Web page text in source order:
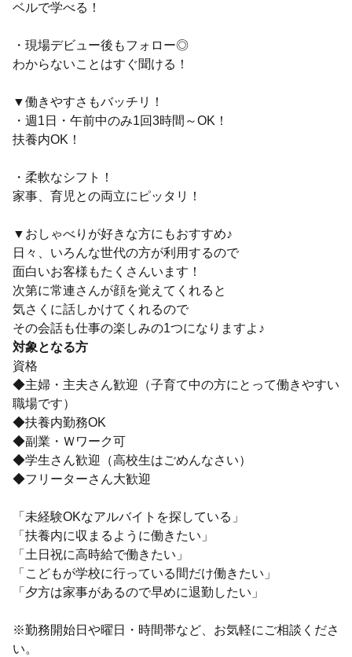
ベルで学べる！
・現場デビュー後もフォロー◎
わからないことはすぐ聞ける！
▼働きやすさもバッチリ！
・週1日・午前中のみ1回3時間～OK！
扶養内OK！
・柔軟なシフト！
家事、育児との両立にピッタリ！
▼おしゃべりが好きな方にもおすすめ♪
日々、いろんな世代の方が利用するので
面白いお客様もたくさんいます！
次第に常連さんが顔を覚えてくれると
気さくに話しかけてくれるので
その会話も仕事の楽しみの1つになりますよ♪
対象となる方
資格
◆主婦・主夫さん歓迎（子育て中の方にとって働きやすい
職場です）
◆扶養内勤務OK
◆副業・Ｗワーク可
◆学生さん歓迎（高校生はごめんなさい）
◆フリーターさん大歓迎
「未経験OKなアルバイトを探している」
「扶養内に収まるように働きたい」
「土日祝に高時給で働きたい」
「こどもが学校に行っている間だけ働きたい」
「夕方は家事があるので早めに退勤したい」
※勤務開始日や曜日・時間帯など、お気軽にご相談くださ
い。